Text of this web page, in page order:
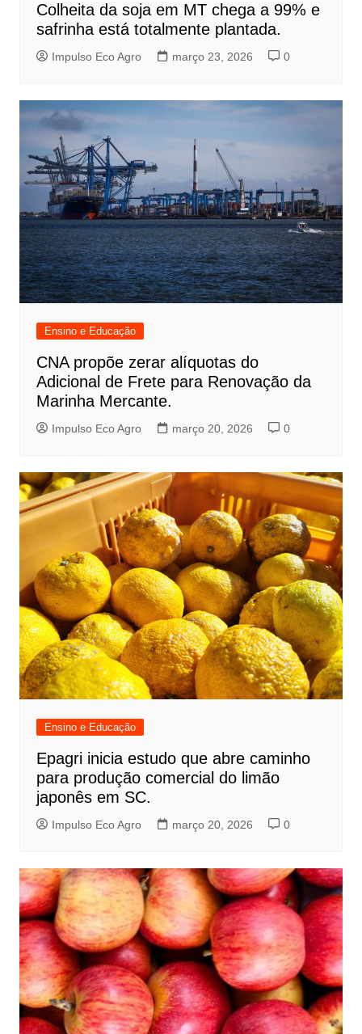
Colheita da soja em MT chega a 99% e
safrinha está totalmente plantada.
Impulso Eco Agro março 23, 2026 0
Ensino e Educação
CNA propõe zerar alíquotas do
Adicional de Frete para Renovação da
Marinha Mercante.
Impulso Eco Agro março 20, 2026 0
Ensino e Educação
Epagri inicia estudo que abre caminho
para produção comercial do limão
japonês em SC.
Impulso Eco Agro março 20, 2026 0